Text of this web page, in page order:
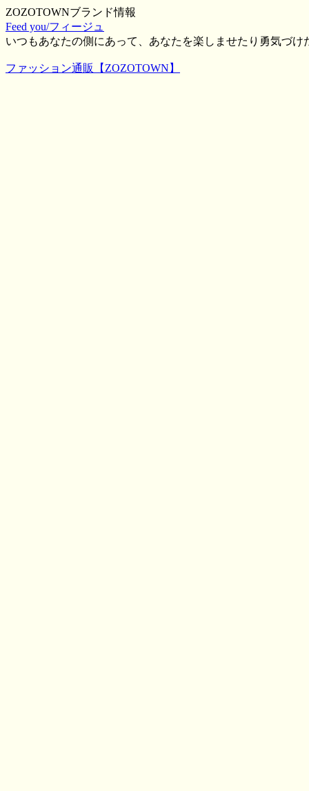
ZOZOTOWNブランド情報
Feed you/フィージュ
いつもあなたの側にあって、あなたを楽しませたり勇気づけ
ファッション通販【ZOZOTOWN】